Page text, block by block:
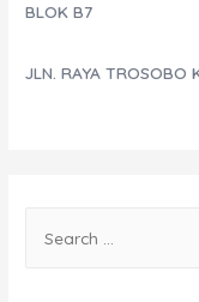
BLOK B7
JLN. RAYA TROSOBO